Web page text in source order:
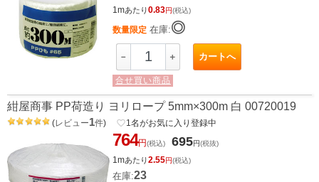
1mあたり0.83円(税込)
数量限定 在庫:◎
－ ＋ カートへ
合せ買い商品
紺屋商事 PP荷造り ヨリロープ 5mm×300m 白 00720019
(レビュー1件) favorite_border1 名がお気に入り登録中
764円(税込) 695円(税抜)
1mあたり2.55円(税込)
在庫:23